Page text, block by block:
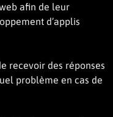
afin de leur
d’applis
recevoir des réponses
problème en cas de